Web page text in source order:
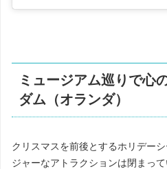
ミュージアム巡りで心
ダム（オランダ）
クリスマスを前後とするホリデー
ジャーなアトラクションは閉まっ